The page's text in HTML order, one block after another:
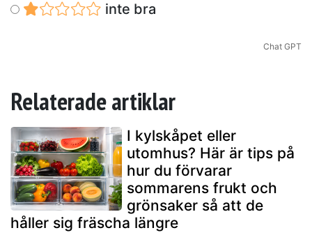
inte bra
Chat GPT
Relaterade artiklar
I kylskåpet eller
utomhus? Här är tips på
hur du förvarar
sommarens frukt och
grönsaker så att de
håller sig fräscha längre